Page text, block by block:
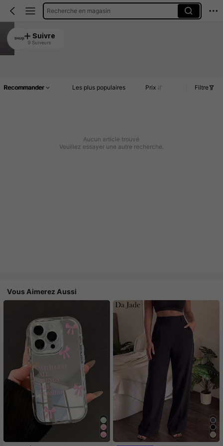
Recherche en magasin
SHUIJI
5.00
Suivre
9 Suiveurs
Recommander Les plus populaires Prix Filtre
Aucun article trouvé
Veuillez essayer une autre recherche.
Vous Aimerez Aussi